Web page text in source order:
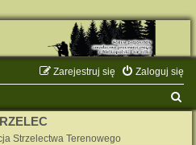
Zaloguj się
Zarejestruj się
Strzelectwa Terenowego